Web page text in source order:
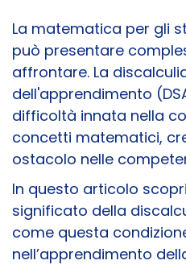
La matematica per gli
può presentare
affrontare. La
dell'apprendimento
difficoltà innata nella
concetti matematici,
ostacolo nelle
In questo articolo
significato della
come questa
nell’apprendimento